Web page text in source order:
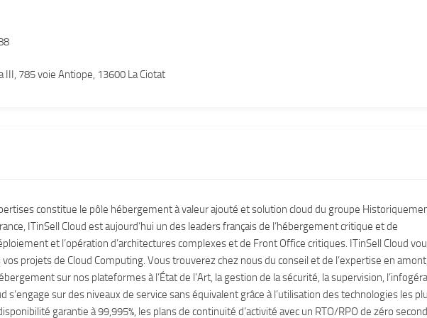
III, 785 voie Antiope, 13600 La Ciotat
constitue le pôle hébergement à valeur ajouté et solution cloud du groupe
ITinSell Cloud est aujourd’hui un des leaders français de l’hébergement critique et de
et l’opération d’architectures complexes et de Front Office critiques. ITinSell Cloud
projets de Cloud Computing. Vous trouverez chez nous du conseil et de l’expertise en
sur nos plateformes à l’État de l’Art, la gestion de la sécurité, la supervision,
s’engage sur des niveaux de service sans équivalent grâce à l’utilisation des technologies les
garantie à 99,995%, les plans de continuité d’activité avec un RTO/RPO de zéro